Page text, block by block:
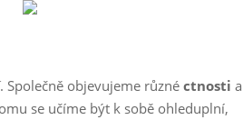
. Společně objevujeme různé ctnosti a
se učíme být k sobě ohleduplní,